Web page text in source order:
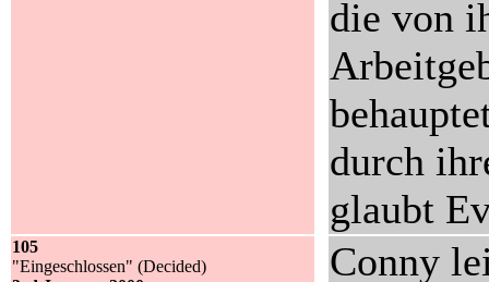
die von
durch
glaubt
105
"Eingeschlossen" (Decided)
Conny